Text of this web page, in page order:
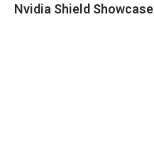
Nvidia Shield Showcase